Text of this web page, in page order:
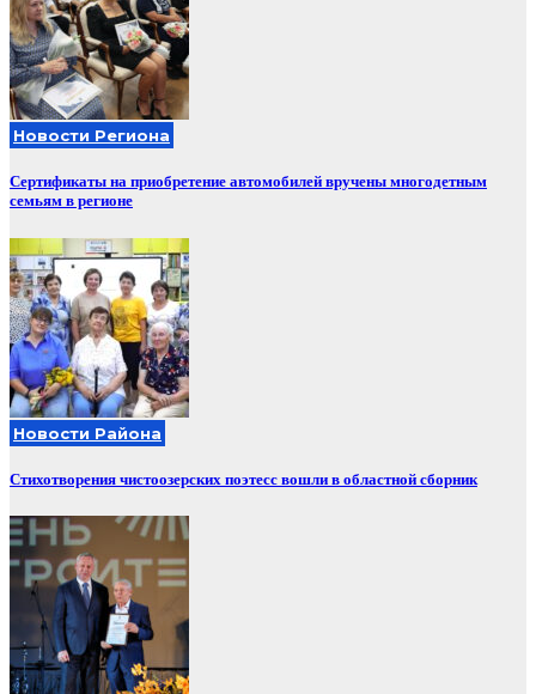
Новости Региона
Сертификаты на приобретение автомобилей вручены многодетным
семьям в регионе
Новости Района
Стихотворения чистоозерских поэтесс вошли в областной сборник